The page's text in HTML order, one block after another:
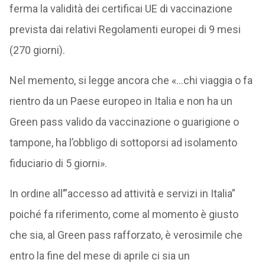
ferma la validità dei certificai UE di vaccinazione
prevista dai relativi Regolamenti europei di 9 mesi
(270 giorni).
Nel memento, si legge ancora che «…chi viaggia o fa
rientro da un Paese europeo in Italia e non ha un
Green pass valido da vaccinazione o guarigione o
tampone, ha l’obbligo di sottoporsi ad isolamento
fiduciario di 5 giorni».
In ordine all’”accesso ad attività e servizi in Italia”
poiché fa riferimento, come al momento è giusto
che sia, al Green pass rafforzato, è verosimile che
entro la fine del mese di aprile ci sia un